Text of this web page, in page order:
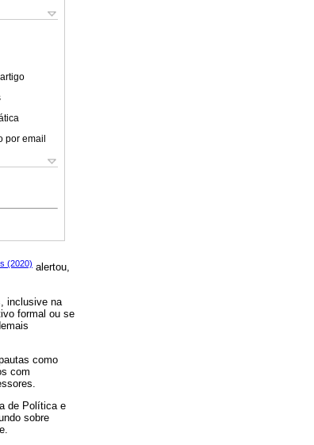
por email
(2020) alertou,
inclusive na
formal ou se
como
com
de Política e
sobre